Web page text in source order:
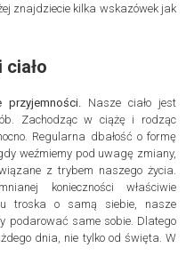
znajdziecie kilka wskazówek jak
przyjemności. Nasze ciało jest
Zachodząc w ciążę i rodząc
Regularna dbałość o formę
weźmiemy pod uwagę zmiany,
z trybem naszego życia.
konieczności właściwie
troska o samą siebie, nasze
podarować same sobie. Dlatego
dnia, nie tylko od święta. W